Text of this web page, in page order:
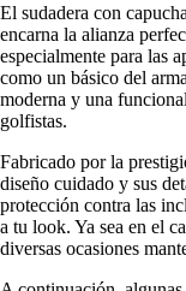
El sudadera con
encarna la alianza
especialmente para las
como un básico del
moderna y una
golfistas.
Fabricado por la
diseño cuidado y sus
protección contra las
a tu look. Ya sea en el
diversas ocasiones